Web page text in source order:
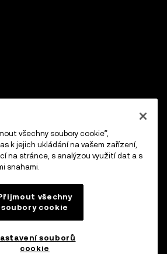
všechny soubory cookie“,
k jejich ukládání na vašem zařízení,
na stránce, s analýzou využití dat a s
snahami.
všechny
soubory cookie
souborů
cookie